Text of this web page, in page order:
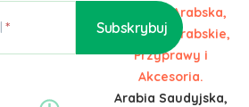
Żywność Arabska,
Słodycze Arabskie,
Przyprawy i
Akcesoria.
Arabia Saudyjska,